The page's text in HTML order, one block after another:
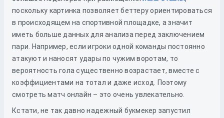
поскольку картинка позволяет беттеру ориентироваться
в происходящем на спортивной площадке, а значит
иметь больше данных для анализа перед заключением
пари. Например, если игроки одной команды постоянно
атакуют и наносят удары по чужим воротам, то
вероятность гола существенно возрастает, вместе с
коэффициентами на тотал и даже исход. Поэтому
смотреть матч онлайн – это очень увлекательно.
Кстати, не так давно надежный букмекер запустил